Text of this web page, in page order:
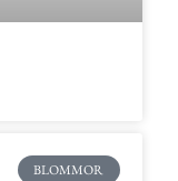
BLOMMOR